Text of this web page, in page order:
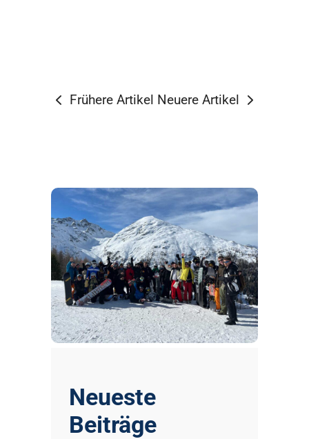
Frühere Artikel Neuere Artikel
Neueste
Beiträge